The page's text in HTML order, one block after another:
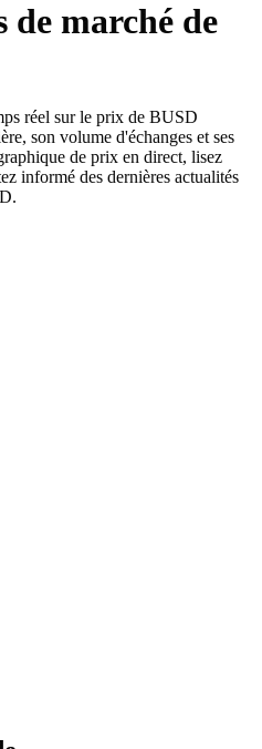
de marché de
réel sur le prix de BUSD
son volume d'échanges et ses
de prix en direct, lisez
informé des dernières actualités